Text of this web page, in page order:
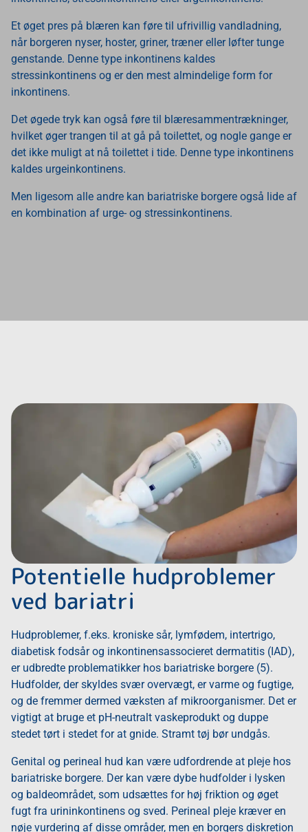
Et øget pres på blæren kan føre til ufrivillig vandladning,
når borgeren nyser, hoster, griner, træner eller løfter tunge
genstande. Denne type inkontinens kaldes
stressinkontinens og er den mest almindelige form for
inkontinens.
Det øgede tryk kan også føre til blæresammentrækninger,
hvilket øger trangen til at gå på toilettet, og nogle gange er
det ikke muligt at nå toilettet i tide. Denne type inkontinens
kaldes urgeinkontinens.
Men ligesom alle andre kan bariatriske borgere også lide af
en kombination af urge- og stressinkontinens.
Potentielle hudproblemer
ved bariatri
Hudproblemer, f.eks. kroniske sår, lymfødem, intertrigo,
diabetisk fodsår og inkontinensassocieret dermatitis (IAD),
er udbredte problematikker hos bariatriske borgere (5).
Hudfolder, der skyldes svær overvægt, er varme og fugtige,
og de fremmer dermed væksten af mikroorganismer. Det er
vigtigt at bruge et pH-neutralt vaskeprodukt og duppe
stedet tørt i stedet for at gnide. Stramt tøj bør undgås.
Genital og perineal hud kan være udfordrende at pleje hos
bariatriske borgere. Der kan være dybe hudfolder i lysken
og baldeområdet, som udsættes for høj friktion og øget
fugt fra urininkontinens og sved. Perineal pleje kræver en
nøje vurdering af disse områder, men en borgers diskretion